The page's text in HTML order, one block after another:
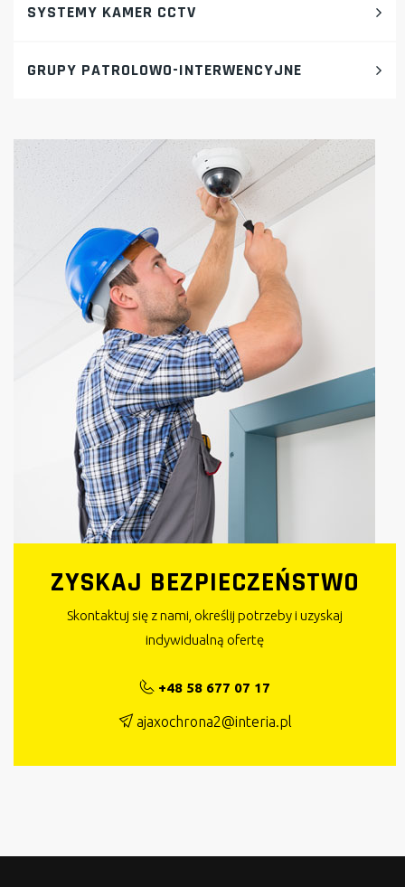
SYSTEMY KAMER CCTV
GRUPY PATROLOWO-INTERWENCYJNE
ZYSKAJ BEZPIECZEŃSTWO
Skontaktuj się z nami, określij potrzeby i uzyskaj
indywidualną ofertę
+48 58 677 07 17
ajaxochrona2@interia.pl